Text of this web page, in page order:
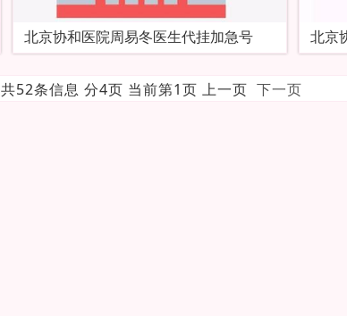
北京协和医院周易冬医生代挂加急号 北京
共52条信息 分4页 当前第1页 上一页 下一页